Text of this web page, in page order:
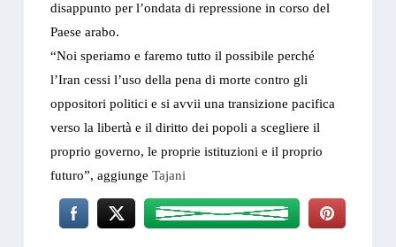
disappunto per l’ondata di repressione in corso del
Paese arabo.
“Noi speriamo e faremo tutto il possibile perché
l’Iran cessi l’uso della pena di morte contro gli
oppositori politici e si avvii una transizione pacifica
verso la libertà e il diritto dei popoli a scegliere il
proprio governo, le proprie istituzioni e il proprio
futuro”, aggiungeTajani